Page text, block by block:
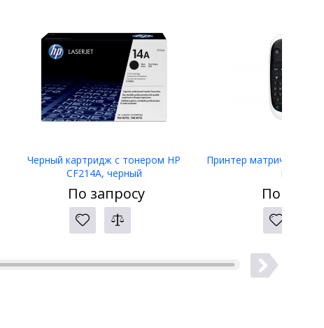
Черный картридж с тонером HP
CF214A, черный
По запросу
Принтер матричный
LW-400
По